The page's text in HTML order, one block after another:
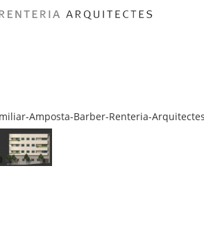
Amposta-Barber-Renteria-